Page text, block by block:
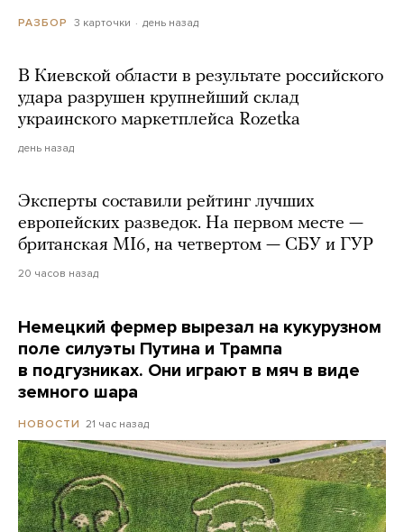
РАЗБОР 3 карточки день назад
В Киевской области в результате российского
удара разрушен крупнейший склад
украинского маркетплейса Rozetka
день назад
Эксперты составили рейтинг лучших
европейских разведок. На первом месте —
британская MI6, на четвертом — СБУ и ГУР
20 часов назад
Немецкий фермер вырезал на кукурузном
поле силуэты Путина и Трампа
в подгузниках. Они играют в мяч в виде
земного шара
НОВОСТИ 21 час назад